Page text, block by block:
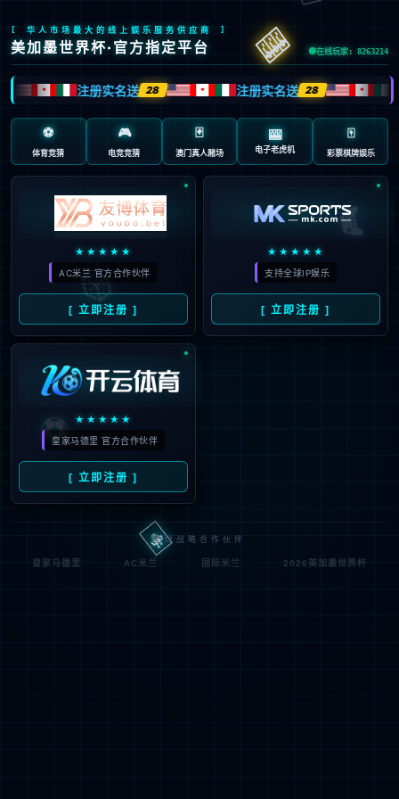
抱歉，页面无法访问...
可能原因：网址有错误 >请检查地址是否完整或存在多余字
符;
网址已失效 >可能页面已删除，活动已下线等
返回首页